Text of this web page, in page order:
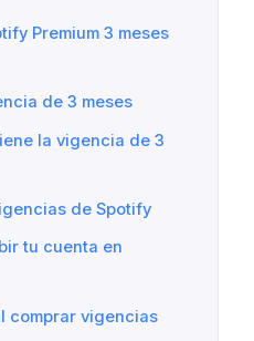
Premium 3 meses
de 3 meses
la vigencia de 3
de Spotify
tu cuenta en
comprar vigencias